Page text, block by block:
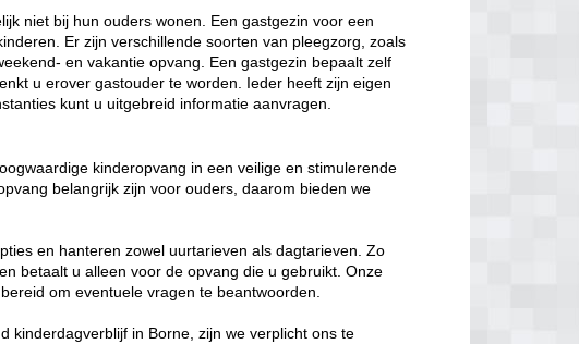
niet bij hun ouders wonen. Een gastgezin voor een
Er zijn verschillende soorten van pleegzorg, zoals
en vakantie opvang. Een gastgezin bepaalt zelf
u erover gastouder te worden. Ieder heeft zijn eigen
kunt u uitgebreid informatie aanvragen.
kinderopvang in een veilige en stimulerende
belangrijk zijn voor ouders, daarom bieden we
en hanteren zowel uurtarieven als dagtarieven. Zo
betaalt u alleen voor de opvang die u gebruikt. Onze
om eventuele vragen te beantwoorden.
kinderdagverblijf in Borne, zijn we verplicht ons te